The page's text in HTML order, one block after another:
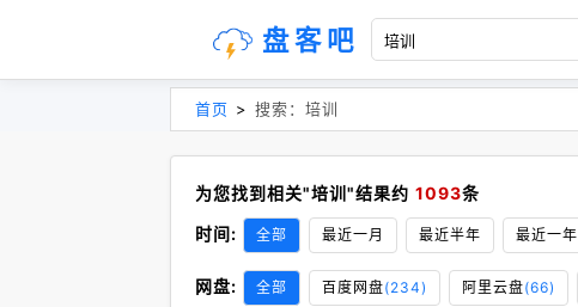
盘客吧
首页 > 搜索：培训
为您找到相关"培训"结果约 1093条
时间:
全部 最近一月 最近半年 最近一年
网盘: 全部 百度网盘(234) 阿里云盘(66)